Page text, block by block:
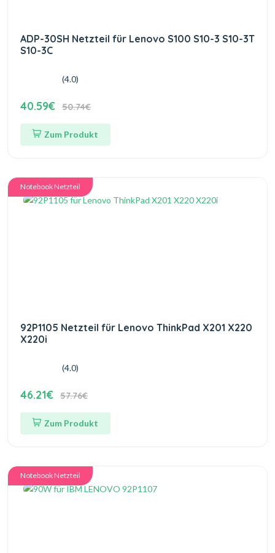
ADP-30SH Netzteil für Lenovo S100 S10-3 S10-3T
S10-3C
(4.0)
40.59€ 50.74€
Zum Produkt
Notebook Netzteil
92P1105 Netzteil für Lenovo ThinkPad X201 X220
X220i
(4.0)
46.21€ 57.76€
Zum Produkt
Notebook Netzteil